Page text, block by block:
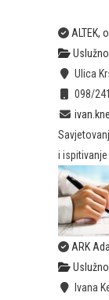
ALTEK,
Ulica
098/
i
ARK
Ivana